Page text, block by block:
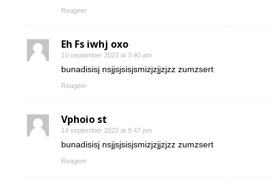
Reageer
Eh Fs iwhj oxo
10 september 2022 at 3:40 am
bunadisisj nsjjsjsisjsmizjzjjzjzz zumzsert
Reageer
Vphoio st
14 september 2022 at 9:47 pm
bunadisisj nsjjsjsisjsmizjzjjzjzz zumzsert
Reageer